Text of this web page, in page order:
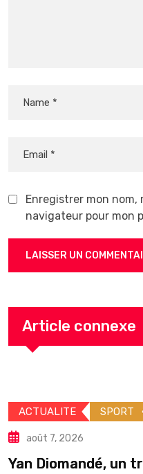
Enregistrer mon
navigateur pour mon
Article connexe
SPORT
un transfert